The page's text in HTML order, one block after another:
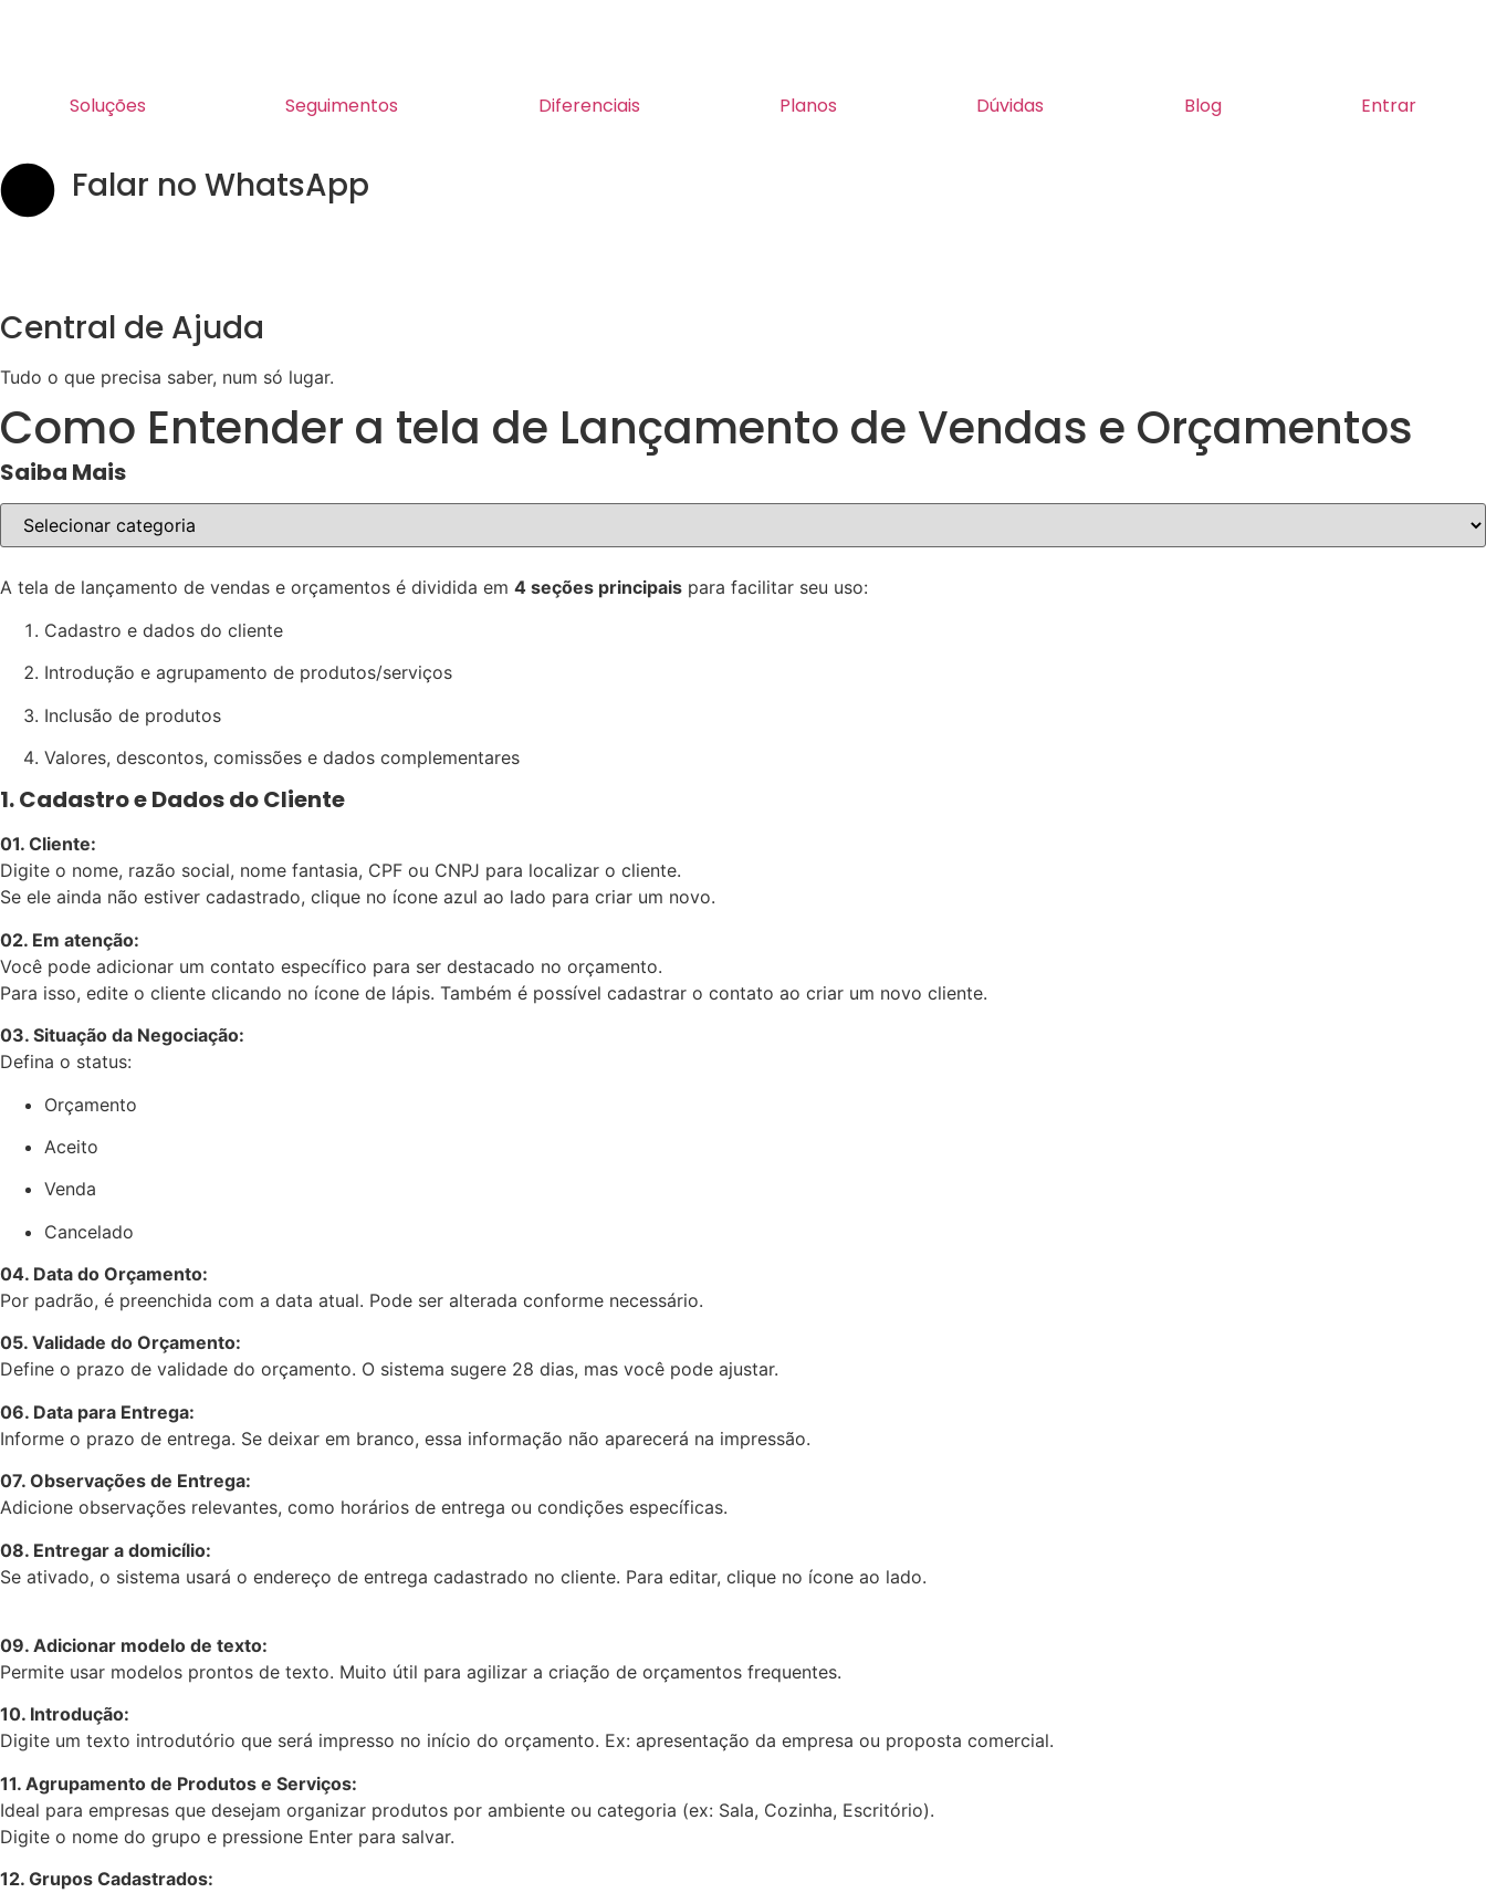
Soluções Seguimentos Diferenciais Planos Dúvidas Blog Entrar
Falar no WhatsApp
Central de Ajuda
Tudo o que precisa saber, num só lugar.
Como Entender a tela de Lançamento de Vendas e Orçamentos
Saiba Mais
A tela de lançamento de vendas e orçamentos é dividida em 4 seções principais para facilitar seu uso:
Cadastro e dados do cliente
Introdução e agrupamento de produtos/serviços
Inclusão de produtos
Valores, descontos, comissões e dados complementares
1. Cadastro e Dados do Cliente
01. Cliente:
Digite o nome, razão social, nome fantasia, CPF ou CNPJ para localizar o cliente.
Se ele ainda não estiver cadastrado, clique no ícone azul ao lado para criar um novo.
02. Em atenção:
Você pode adicionar um contato específico para ser destacado no orçamento.
Para isso, edite o cliente clicando no ícone de lápis. Também é possível cadastrar o contato ao criar um novo cliente.
03. Situação da Negociação:
Defina o status:
Orçamento
Aceito
Venda
Cancelado
04. Data do Orçamento:
Por padrão, é preenchida com a data atual. Pode ser alterada conforme necessário.
05. Validade do Orçamento:
Define o prazo de validade do orçamento. O sistema sugere 28 dias, mas você pode ajustar.
06. Data para Entrega:
Informe o prazo de entrega. Se deixar em branco, essa informação não aparecerá na impressão.
07. Observações de Entrega:
Adicione observações relevantes, como horários de entrega ou condições específicas.
08. Entregar a domicílio:
Se ativado, o sistema usará o endereço de entrega cadastrado no cliente. Para editar, clique no ícone ao lado.
09. Adicionar modelo de texto:
Permite usar modelos prontos de texto. Muito útil para agilizar a criação de orçamentos frequentes.
10. Introdução:
Digite um texto introdutório que será impresso no início do orçamento. Ex: apresentação da empresa ou proposta comercial.
11. Agrupamento de Produtos e Serviços:
Ideal para empresas que desejam organizar produtos por ambiente ou categoria (ex: Sala, Cozinha, Escritório).
Digite o nome do grupo e pressione Enter para salvar.
12. Grupos Cadastrados: